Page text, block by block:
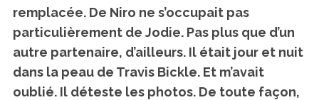
remplacée. De Niro ne s’occupait pas
particulièrement de Jodie. Pas plus que d’un
autre partenaire, d’ailleurs. Il était jour et nuit
dans la peau de Travis Bickle. Et m’avait
oublié. Il déteste les photos. De toute façon,